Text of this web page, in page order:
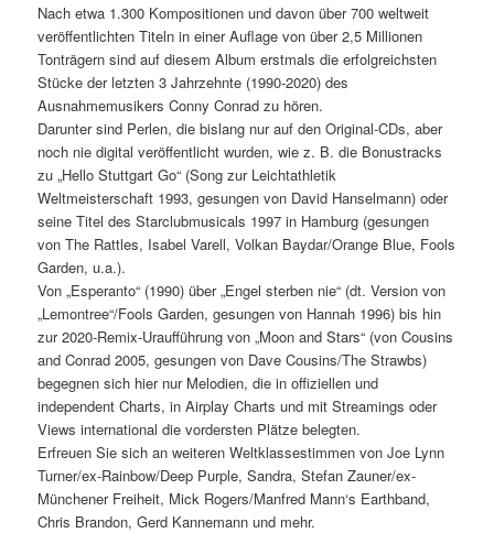
Nach etwa 1.300 Kompositionen und davon über 700 weltweit
veröffentlichten Titeln in einer Auflage von über 2,5 Millionen
Tonträgern sind auf diesem Album erstmals die erfolgreichsten
Stücke der letzten 3 Jahrzehnte (1990-2020) des
Ausnahmemusikers Conny Conrad zu hören.
Darunter sind Perlen, die bislang nur auf den Original-CDs, aber
noch nie digital veröffentlicht wurden, wie z. B. die Bonustracks
zu „Hello Stuttgart Go“ (Song zur Leichtathletik
Weltmeisterschaft 1993, gesungen von David Hanselmann) oder
seine Titel des Starclubmusicals 1997 in Hamburg (gesungen
von The Rattles, Isabel Varell, Volkan Baydar/Orange Blue, Fools
Garden, u.a.).
Von „Esperanto“ (1990) über „Engel sterben nie“ (dt. Version von
„Lemontree“/Fools Garden, gesungen von Hannah 1996) bis hin
zur 2020-Remix-Uraufführung von „Moon and Stars“ (von Cousins
and Conrad 2005, gesungen von Dave Cousins/The Strawbs)
begegnen sich hier nur Melodien, die in offiziellen und
independent Charts, in Airplay Charts und mit Streamings oder
Views international die vordersten Plätze belegten.
Erfreuen Sie sich an weiteren Weltklassestimmen von Joe Lynn
Turner/ex-Rainbow/Deep Purple, Sandra, Stefan Zauner/ex-
Münchener Freiheit, Mick Rogers/Manfred Mann‘s Earthband,
Chris Brandon, Gerd Kannemann und mehr.